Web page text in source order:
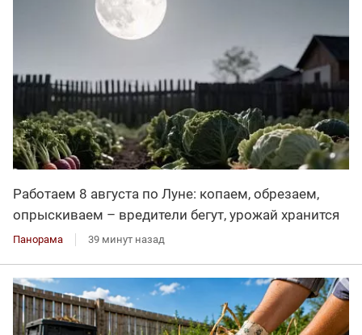
Работаем 8 августа по Луне: копаем, обрезаем,
опрыскиваем – вредители бегут, урожай хранится
Панорама 39 минут назад